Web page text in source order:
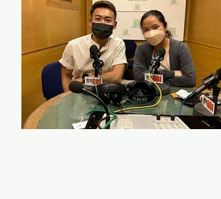
人才招聘 Recruitment 專業發展與實踐應用